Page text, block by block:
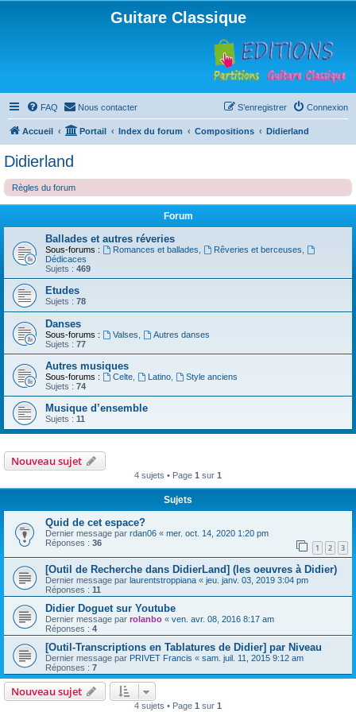
Guitare Classique
FAQ Nous contacter Connexion
S’enregistrer
Accueil Portail Index du forum Compositions Didierland
Didierland
Règles du forum
Forum
Ballades et autres réveries
Sous-forums : Romances et ballades Rêveries et berceuses
Dédicaces
Sujets : 469
Etudes
Sujets : 78
Danses
Sous-forums : Valses
Autres danses
Sujets : 77
Autres musiques
Sous-forums : Celte, Latino,
Style anciens
Sujets : 74
Musique d’ensemble
Sujets : 11
Nouveau sujet
4 sujets • Page 1 sur 1
Sujets
Quid de cet espace?
Dernier message par rdan06 « mer. oct. 14, 2020 1:20 pm
Réponses : 36 1 2 3
[Outil de Recherche dans DidierLand] (les oeuvres à Didier)
Dernier message par laurentstroppiana « jeu. janv. 03, 2019 3:04 pm
Réponses : 11
Didier Doguet sur Youtube
Dernier message par rolanbo « ven. avr. 08, 2016 8:17 am
Réponses : 4
[Outil-Transcriptions en Tablatures de Didier] par Niveau
Dernier message par PRIVET Francis « sam. juil. 11, 2015 9:12 am
Réponses : 7
Nouveau sujet
4 sujets • Page 1 sur 1